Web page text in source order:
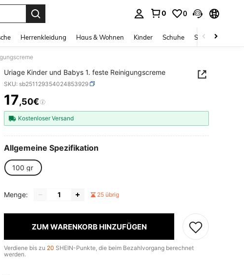
0 0
Herrenkleidung Haus & Wohnen Kinder Schuhe Schmuck &
Uriage Kinder und Babys 1. feste Reinigungscreme
SKU: sb251129354024853929
PRICE AND AVAILABILITY
17,50€
Kostenloser Versand
Allgemeine Spezifikation
100 gr
Menge: 25 übrig
ZUM WARENKORB HINZUFÜGEN
Verdiene bis zu 20 SHEIN-Punkte, die beim Bezahlvorgang berechnet
werden.